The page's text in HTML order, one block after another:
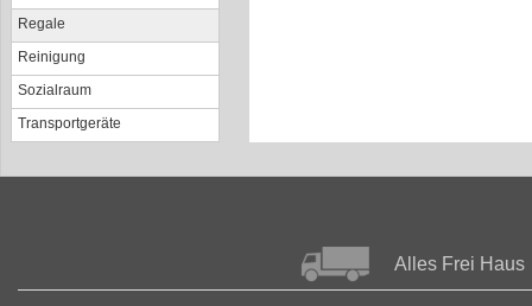
Regale
Reinigung
Sozialraum
Transportgeräte
Alles Frei Haus